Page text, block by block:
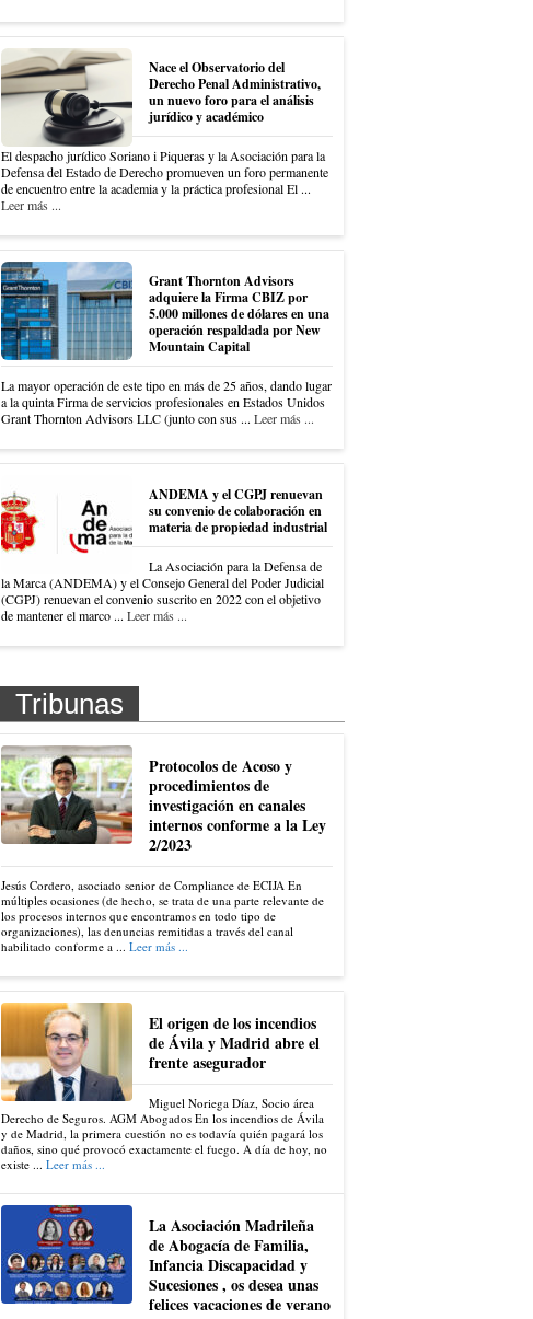
Nace el Observatorio del
Derecho Penal Administrativo,
un nuevo foro para el análisis
jurídico y académico
El despacho jurídico Soriano i Piqueras y la Asociación para la
Defensa del Estado de Derecho promueven un foro permanente
de encuentro entre la academia y la práctica profesional El ...
Leer más ...
Grant Thornton Advisors
adquiere la Firma CBIZ por
5.000 millones de dólares en una
operación respaldada por New
Mountain Capital
La mayor operación de este tipo en más de 25 años, dando lugar
a la quinta Firma de servicios profesionales en Estados Unidos
Grant Thornton Advisors LLC (junto con sus ... Leer más ...
ANDEMA y el CGPJ renuevan
su convenio de colaboración en
materia de propiedad industrial
La Asociación para la Defensa de
la Marca (ANDEMA) y el Consejo General del Poder Judicial
(CGPJ) renuevan el convenio suscrito en 2022 con el objetivo
de mantener el marco ... Leer más ...
Tribunas
Protocolos de Acoso y
procedimientos de
investigación en canales
internos conforme a la Ley
2/2023
Jesús Cordero, asociado senior de Compliance de ECIJA En
múltiples ocasiones (de hecho, se trata de una parte relevante de
los procesos internos que encontramos en todo tipo de
organizaciones), las denuncias remitidas a través del canal
habilitado conforme a ... Leer más ...
El origen de los incendios
de Ávila y Madrid abre el
frente asegurador
Miguel Noriega Díaz, Socio área
Derecho de Seguros. AGM Abogados En los incendios de Ávila
y de Madrid, la primera cuestión no es todavía quién pagará los
daños, sino qué provocó exactamente el fuego. A día de hoy, no
existe ... Leer más ...
La Asociación Madrileña
de Abogacía de Familia,
Infancia Discapacidad y
Sucesiones , os desea unas
felices vacaciones de verano